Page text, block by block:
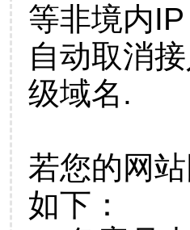
等非境内
自动取消
级域名.
若您的网
如下：